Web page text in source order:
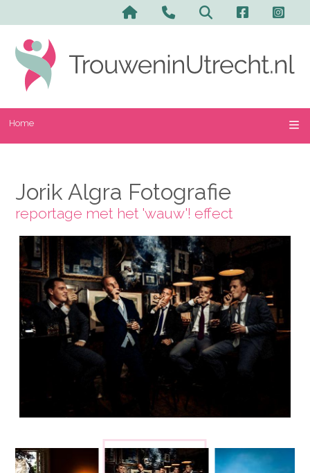
Home
Jorik Algra Fotografie
reportage met het 'wauw'! effect